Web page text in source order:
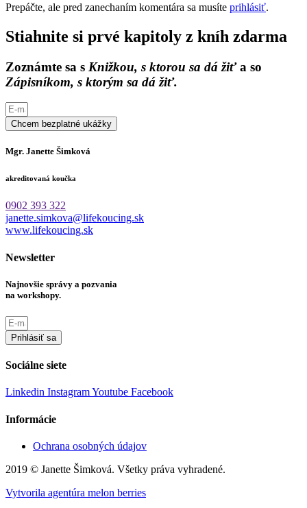
Prepáčte, ale pred zanechaním komentára sa musíte prihlásiť.
Stiahnite si prvé kapitoly z kníh zdarma
Zoznámte sa s Knižkou, s ktorou sa dá žiťa so
Zápisníkom, s ktorým sa dá žiť.
Chcem bezplatné ukážky
Mgr. Janette Šimková
akreditovaná koučka
0902 393 322
janette.simkova@lifekoucing.sk
www.lifekoucing.sk
Newsletter
Najnovšie správy a pozvania
na workshopy.
Prihlásiť sa
Sociálne siete
Linkedin InstagramYoutube Facebook
Informácie
Ochrana osobných údajov
2019 © Janette Šimková. Všetky práva vyhradené.
Vytvorila agentúra melon berries